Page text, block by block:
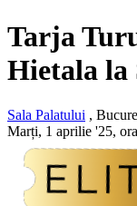
Tarja
Hietala la
Sala Palatului ,
Marți, 1 aprilie '25,